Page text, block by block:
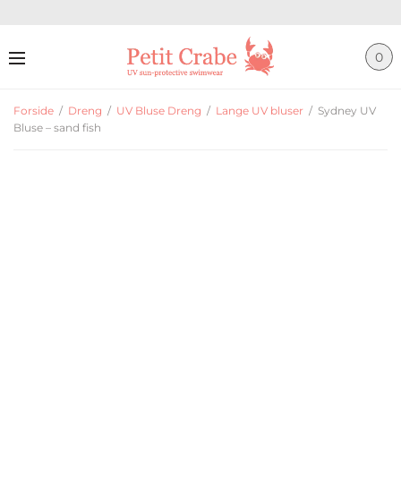
0
Forside / Dreng / UV Bluse Dreng / Lange UV bluser / Sydney UV
Bluse – sand fish